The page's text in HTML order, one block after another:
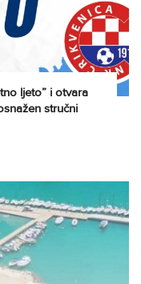
ljeto” i otvara
stručni